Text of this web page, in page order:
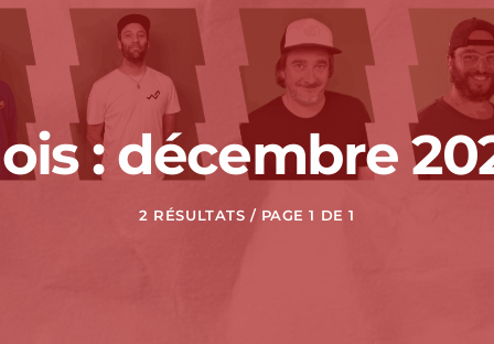
: décembre
2 RÉSULTATS / PAGE 1 DE 1